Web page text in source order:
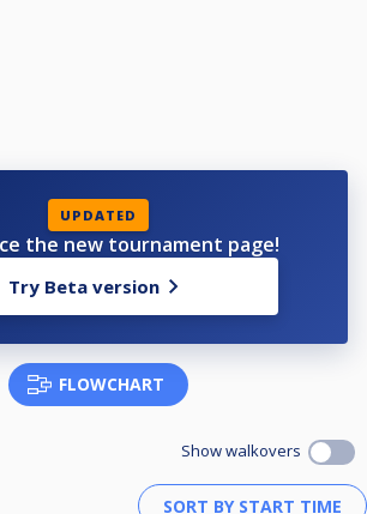
UPDATED
the new tournament page!
Try Beta version
FLOWCHART
Show walkovers